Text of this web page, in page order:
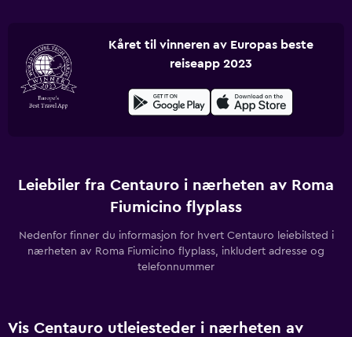
Kåret til vinneren av Europas beste
reiseapp 2023
Leiebiler fra Centauro i nærheten av Roma
Fiumicino flyplass
Nedenfor finner du informasjon for hvert Centauro leiebilsted i
nærheten av Roma Fiumicino flyplass, inkludert adresse og
telefonnummer
Vis Centauro utleiesteder i nærheten av